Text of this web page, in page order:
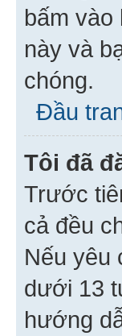
bấm vào
này và
chóng.
Đầu
Tôi đã
Trước
cả đều
Nếu yêu
dưới 13
hướng